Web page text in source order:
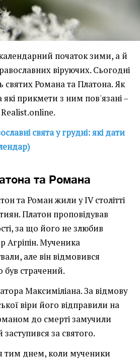
початок зими, а й
віруючих. Сьогодні
Романа та Платона. Як
які прикмети з ним пов'язані –
Realist.online.
свята у грудні: які дати
та Романа
та Роман жили у IV столітті
Платон проповідував
за що його не злюбив
Агріпін. Мученика
але він відмовився
був страчений.
Максиміліана. За відмову
віри його відправили на
до смерті замучили
за святого.
тим днем, коли мученики